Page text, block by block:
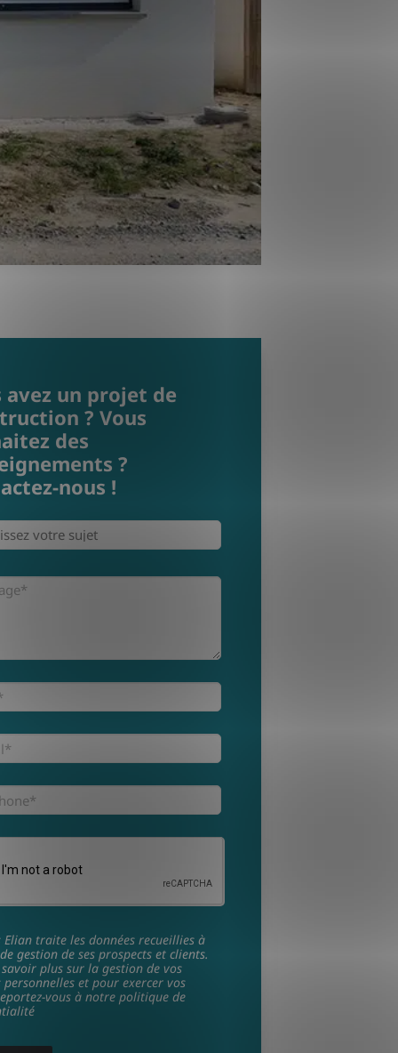
avez un projet de
? Vous
des
?
nous !
Elian traite les données recueillies à
gestion de ses prospects et clients.
plus sur la gestion de vos
personnelles et pour exercer vos
vous à notre politique de